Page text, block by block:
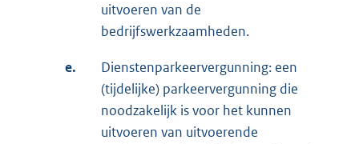
uitvoeren van de
bedrijfswerkzaamheden.
e.
Dienstenparkeervergunning: een
(tijdelijke) parkeervergunning die
noodzakelijk is voor het kunnen
uitvoeren van uitvoerende